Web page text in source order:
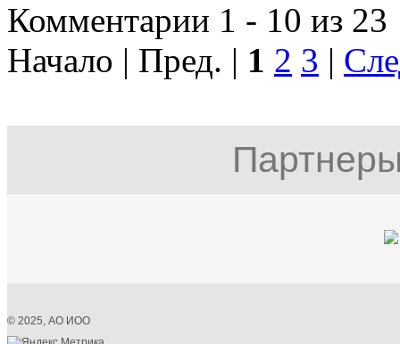
Комментарии 1 - 10 из 23
Начало | Пред. | 1 2 3 |
© 2025, АО ИОО